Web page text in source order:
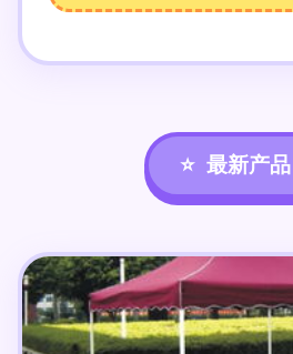
最新产品